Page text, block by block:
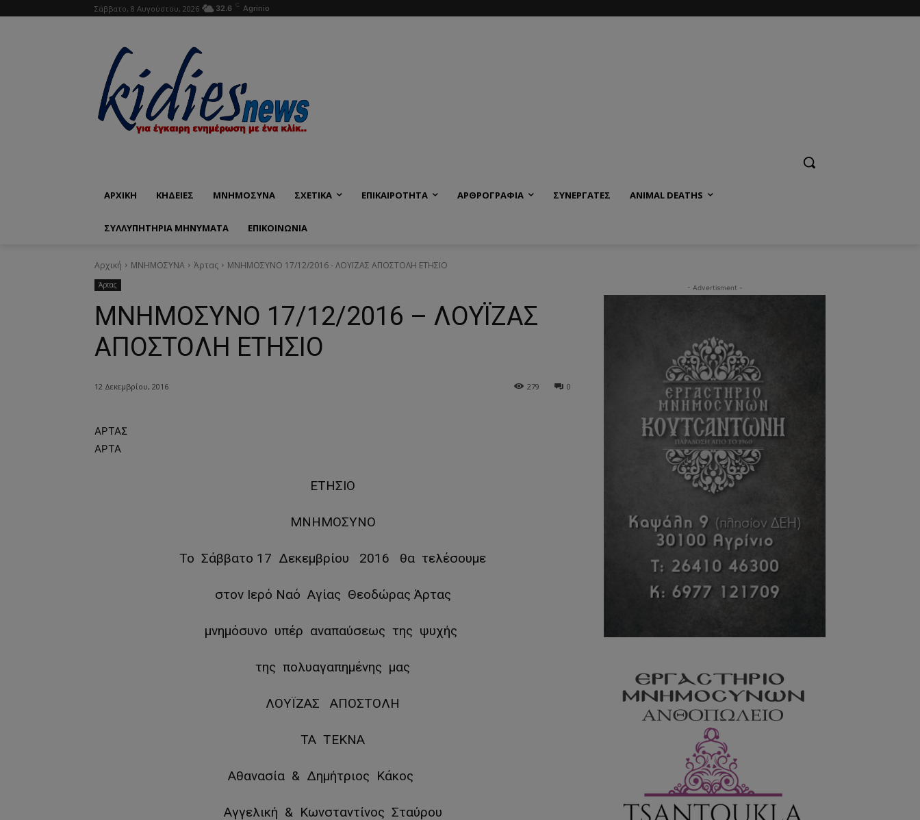
Σάββατο, 8 Αυγούστου, 2026 32.6 C Agrinio
ΑΡΧΙΚΗ ΚΗΔΕΙΕΣ ΜΝΗΜΟΣΥΝΑ ΣΧΕΤΙΚΑ ΕΠΙΚΑΙΡΟΤΗΤΑ ΑΡΘΡΟΓΡΑΦΙΑ ΣΥΝΕΡΓΑΤΕΣ ANIMAL DEATHS
ΣΥΛΛΥΠΗΤΗΡΙΑ ΜΗΝΥΜΑΤΑ ΕΠΙΚΟΙΝΩΝΊΑ
Αρχική ΜΝΗΜΟΣΥΝΑ Άρτας ΜΝΗΜΟΣΥΝΟ 17/12/2016 - ΛΟΥΪΖΑΣ ΑΠΟΣΤΟΛΗ ΕΤΗΣΙΟ
Άρτας
ΜΝΗΜΟΣΥΝΟ 17/12/2016 – ΛΟΥΪΖΑΣ
ΑΠΟΣΤΟΛΗ ΕΤΗΣΙΟ
12 Δεκεμβρίου, 2016 0
279
ΑΡΤΑΣ
ΑΡΤΑ
ΕΤΗΣΙΟ
ΜΝΗΜΟΣΥΝΟ
Το Σάββατο 17 Δεκεμβρίου 2016 θα τελέσουμε
στον Ιερό Ναό Αγίας Θεοδώρας Άρτας
μνημόσυνο υπέρ αναπαύσεως της ψυχής
της πολυαγαπημένης μας
ΛΟΥΪΖΑΣ ΑΠΟΣΤΟΛΗ
ΤΑ ΤΕΚΝΑ
Αθανασία & Δημήτριος Κάκος
Αγγελική & Κωνσταντίνος Σταύρου
- Advertisment -